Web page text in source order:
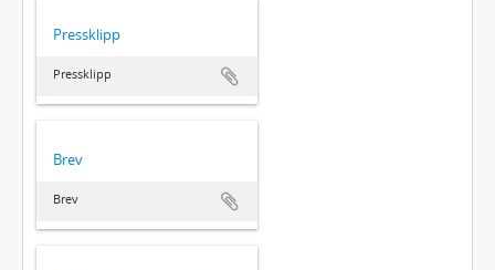
Pressklipp
Pressklipp
Brev
Brev